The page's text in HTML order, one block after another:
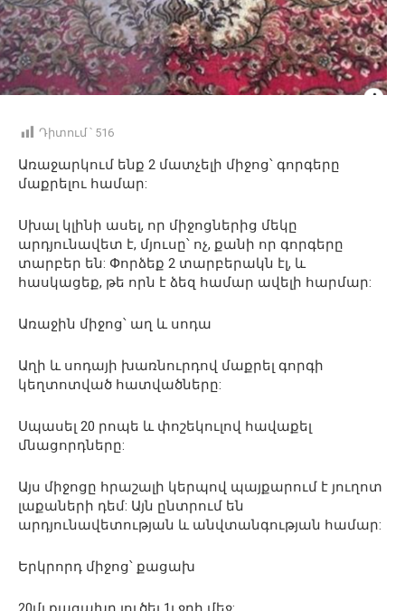
Դիտում ՝ 516
Առաջարկում ենք 2 մատչելի միջոց՝ գորգերը
մաքրելու համար:
Սխալ կլինի ասել, որ միջոցներից մեկը
արդյունավետ է, մյուսը՝ ոչ, քանի որ գորգերը
տարբեր են: Փորձեք 2 տարբերակն էլ, և
հասկացեք, թե որն է ձեզ համար ավելի հարմար:
Առաջին միջոց՝ աղ և սոդա
Աղի և սոդայի խառնուրդով մաքրել գորգի
կեղտոտված հատվածները:
Սպասել 20 րոպե և փոշեկուլով հավաքել
մնացորդները:
Այս միջոցը հրաշալի կերպով պայքարում է յուղոտ
լաքաների դեմ: Այն ընտրում են
արդյունավետության և անվտանգության համար:
Երկրորդ միջոց՝ քացախ